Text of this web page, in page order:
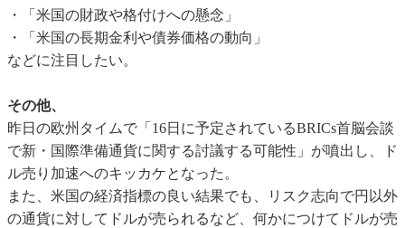
・「米国の財政や格付けへの懸念」
・「米国の長期金利や債券価格の動向」
などに注目したい。
その他、
昨日の欧州タイムで「16日に予定されているBRICs首脳会談
で新・国際準備通貨に関する討議する可能性」が噴出し、ド
ル売り加速へのキッカケとなった。
また、米国の経済指標の良い結果でも、リスク志向で円以外
の通貨に対してドルが売られるなど、何かにつけてドルが売